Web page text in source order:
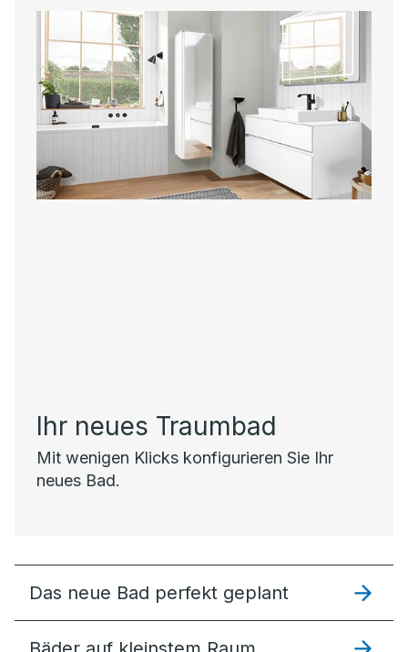
Ihr neues Traumbad
Mit wenigen Klicks konfigurieren Sie Ihr
neues Bad.
Das neue Bad perfekt geplant